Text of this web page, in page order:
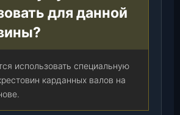
для данной
использовать специальную
карданных валов на